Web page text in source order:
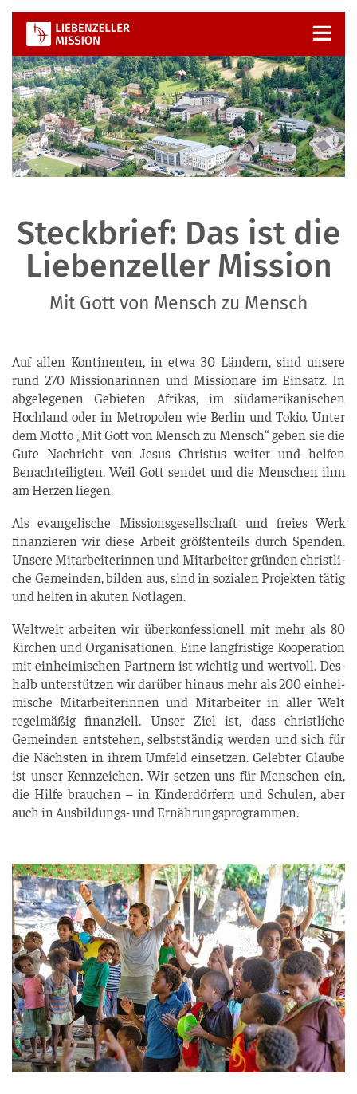
Zum
Inhalt
springen
Steckbrief: Das ist die
Liebenzeller Mission
Mit Gott von Mensch zu Mensch
Auf allen Kon­ti­nen­ten, in etwa 30 Län­dern, sind unse­re
rund 270 Mis­sio­na­rin­nen und Mis­sio­na­re im Ein­satz. In
abge­le­ge­nen Gebie­ten Afri­kas, im süd­ame­ri­ka­ni­schen
Hoch­land oder in Metro­po­len wie Ber­lin und Tokio. Unter
dem Mot­to „Mit Gott von Mensch zu Mensch“ geben sie die
Gute Nach­richt von Jesus Chris­tus wei­ter und hel­fen
Benach­tei­lig­ten. Weil Gott sen­det und die Men­schen ihm
am Her­zen liegen.
Als evan­ge­li­sche Mis­si­ons­ge­sell­schaft und frei­es Werk
finan­zie­ren wir die­se Arbeit größ­ten­teils durch Spen­den.
Unse­re Mit­ar­bei­te­rin­nen und Mit­ar­bei­ter grün­den christ­li­
che Gemein­den, bil­den aus, sind in sozia­len Pro­jek­ten tätig
und hel­fen in aku­ten Notlagen.
Welt­weit arbei­ten wir über­kon­fes­sio­nell mit mehr als 80
Kir­chen und Orga­ni­sa­tio­nen. Eine lang­fris­ti­ge Koope­ra­ti­on
mit ein­hei­mi­schen Part­nern ist wich­tig und wert­voll. Des­
halb unter­stüt­zen wir dar­über hin­aus mehr als 200 ein­hei­
mi­sche Mit­ar­bei­te­rin­nen und Mit­ar­bei­ter in aller Welt
regel­mä­ßig finan­zi­ell. Unser Ziel ist, dass christ­li­che
Gemein­den ent­ste­hen, selbst­stän­dig wer­den und sich für
die Nächs­ten in ihrem Umfeld ein­set­zen. Geleb­ter Glau­be
ist unser Kenn­zei­chen. Wir set­zen uns für Men­schen ein,
die Hil­fe brau­chen – in Kin­der­dör­fern und Schu­len, aber
auch in Aus­bil­dungs- und Ernährungsprogrammen.